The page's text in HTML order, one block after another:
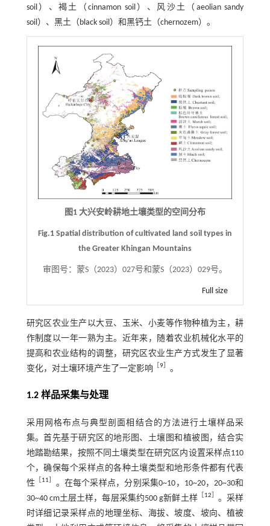
soil）、褐土（cinnamon soil）、风沙土（aeolian sandy
soil）、黑土（black soil）和黑钙土（chernozem）。
图1 大兴安岭耕地土壤类型的空间分布
Fig.1 Spatial distribution of cultivated land soil types in
the Greater Khingan Mountains
审图号：蒙S（2023）027号和蒙S（2023）029号。
Full size
研究区农业生产以大豆、玉米、小麦等作物种植为主，耕
作制度以一年一熟为主。近年来，随着农业机械化水平的
提高和农业结构的调整，研究区农业生产方式发生了显著
变化，对土壤环境产生了一定影响 ［9］ 。
1.2 样品采集与处理
采用网格布点与典型剖面相结合的方法进行土壤样品采
集。首先基于研究区的地形图、土壤图和植被图，结合实
地踏勘结果，按照不同土壤类型在研究区内设置采样点110
个，确保每个采样点的各种土壤类型和地形条件都有代表
性 ［11］ 。在每个采样点，分别采集0~10，10~20，20~30和
30~40 cm土层土样，每层采集约500 g新鲜土样 ［12］ 。采样
时详细记录采样点的地理坐标、海拔、坡度、坡向、植被